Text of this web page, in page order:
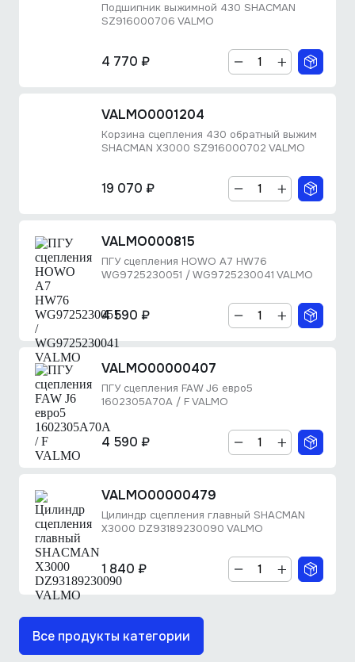
Подшипник выжимной 430 SHACMAN
SZ916000706 VALMO
4 770 ₽
VALMO0001204
Корзина сцепления 430 обратный выжим
SHACMAN X3000 SZ916000702 VALMO
19 070 ₽
VALMO000815
ПГУ сцепления HOWO A7 HW76
WG9725230051 / WG9725230041 VALMO
4 590 ₽
VALMO00000407
ПГУ сцепления FAW J6 евро5
1602305A70A / F VALMO
4 590 ₽
VALMO00000479
Цилиндр сцепления главный SHACMAN
X3000 DZ93189230090 VALMO
1 840 ₽
Все продукты категории